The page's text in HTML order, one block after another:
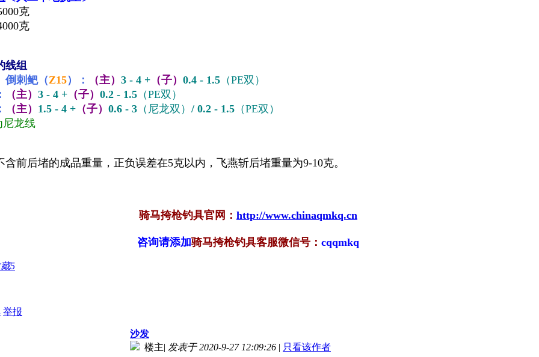
克
克
线组
倒刺鲃（Z15）： （主） 3 - 4 + （子） 0.4 - 1.5 （PE双 ）
（主） 3 - 4 + （子） 0.2 - 1.5 （PE双 ）
（主） 1.5 - 4 + （子） 0.6 - 3 （尼龙双） / 0.2 - 1.5 （PE双 ）
尼龙线
含前后堵的成品重量，正负误差在5克以内，飞燕斩后堵重量为9-10克。
骑马挎枪钓具官网： http://www.chinaqmkq.cn
咨询请添加骑马挎枪钓具客服微信号： cqqmkq
5
举报
沙发
楼主| 发表于 2020-9-27 12:09:26 | 只看该作者